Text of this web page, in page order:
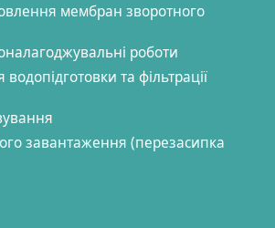
мембран зворотного
роботи
та фільтрації
завантаження (перезасипка